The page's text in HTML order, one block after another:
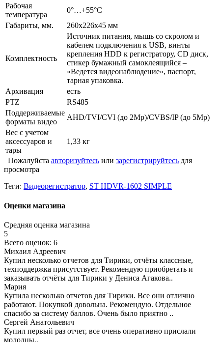
Рабочая
температура
0°…+55°C
Габариты, мм.
260х226х45 мм
Комплектность
Источник питания, мышь со скролом и
кабелем подключения к USB, винты
крепления HDD к регистратору, CD диск,
стикер бумажный самоклеящийся –
«Ведется видеонаблюдение», паспорт,
тарная упаковка.
Архивация
есть
PTZ
RS485
Поддерживаемые
форматы видео
AHD/TVI/CVI (до 2Mp)/CVBS/IP (до 5Mp)
Вес с учетом
аксессуаров и
тары
1,33 кг
Пожалуйста авторизуйтесь или зарегистрируйтесь для
просмотра
Теги: Видеорегистратор, ST HDVR-1602 SIMPLE
Оценки магазина
Средняя оценка магазина
5
Всего оценок: 6
Михаил Адреевич
Купил несколько отчетов для Тирики, отчёты классные,
техподдержка присутствует. Рекомендую приобретать и
заказывать отчёты для Тирики у Дениса Агакова..
Мария
Купила несколько отчетов для Тирики. Все они отлично
работают. Покупкой довольна. Рекомендую. Отдельное
спасибо за систему баллов. Очень было приятно ..
Сергей Анатольевич
Купил первый раз отчет, все очень оперативно прислали
молодцы..